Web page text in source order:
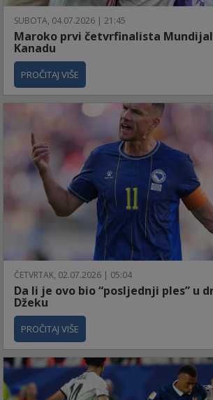
SUBOTA, 04.07.2026 | 21:45
Maroko prvi četvrfinalista
Kanadu
PROČITAJ VIŠE
ČETVRTAK, 02.07.2026 | 05:04
Da li je ovo bio “posljednji ples” u
Džeku
PROČITAJ VIŠE